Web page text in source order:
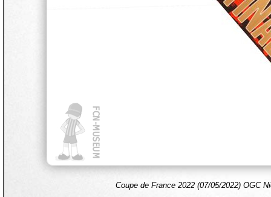
Coupe de France 2022 (07/05/2022) OGC